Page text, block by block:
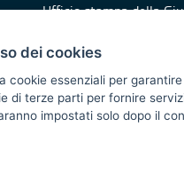
Ufficio stampa della
Logo e identità regionale
Redazione
Responsabili di
2020 - Asse XI
dei cookies
cookie essenziali per
di terze parti per fornire
impostati solo dopo il